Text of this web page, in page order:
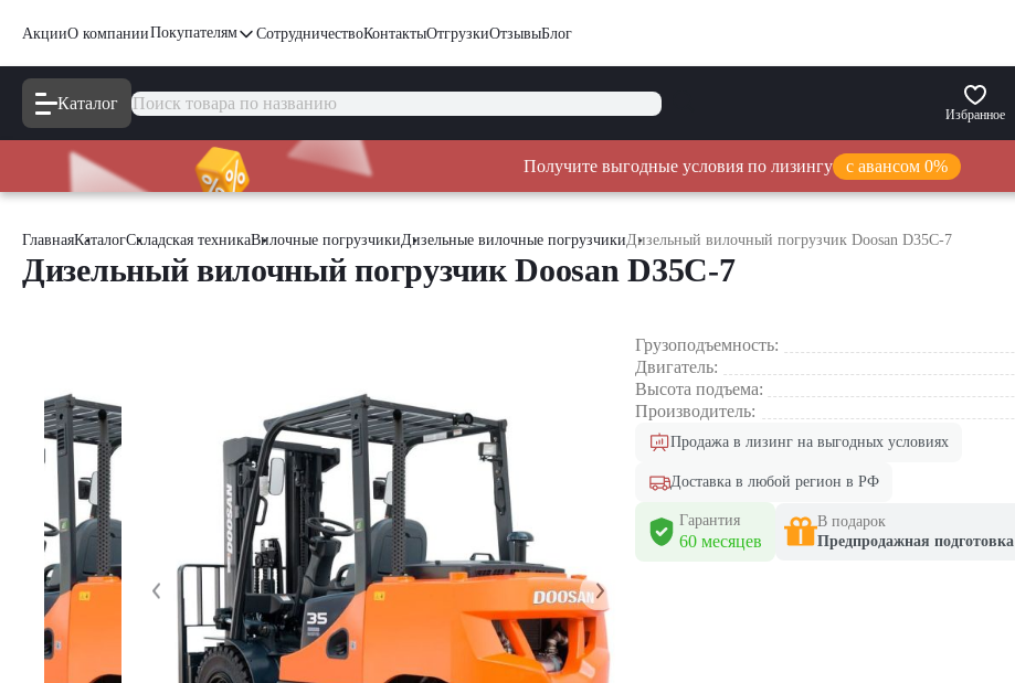
АкцииО компанииПокупателям СотрудничествоКонтактыОтгрузкиОтзывыБлог
Каталог
Избранное
Получите выгодные условия по лизингу с авансом 0%
ГлавнаяКаталогСкладская техникаВилочные погрузчикиДизельные вилочные погрузчикиДизельный вилочный погрузчик Doosan D35C-7
Дизельный вилочный погрузчик Doosan D35C-7
Грузоподъемность:
Двигатель:
Высота подъема:
Производитель:
Продажа в лизинг на выгодных условиях
Доставка в любой регион в РФ
Гарантия
60 месяцев
В подарок
Предпродажная подготовка